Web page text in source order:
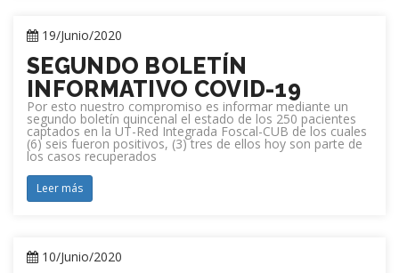
19/Junio/2020
SEGUNDO BOLETÍN
INFORMATIVO COVID-19
Por esto nuestro compromiso es informar mediante un
segundo boletín quincenal el estado de los 250 pacientes
captados en la UT-Red Integrada Foscal-CUB de los cuales
(6) seis fueron positivos, (3) tres de ellos hoy son parte de
los casos recuperados
Leer más
10/Junio/2020